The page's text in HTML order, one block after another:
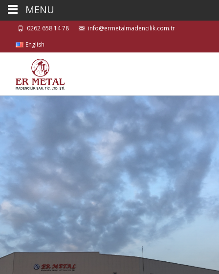
0262 658 14 78
info@ermetalmadencilik.com.tr
English
MENU